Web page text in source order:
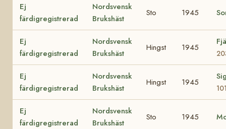
Ej
färdigregistrerad
Nordsvensk
Brukshäst
Sto 1945
Ej
färdigregistrerad
Nordsvensk
Brukshäst
Hingst 1945
Ej
färdigregistrerad
Nordsvensk
Brukshäst
Hingst 1945
Ej
färdigregistrerad
Nordsvensk
Brukshäst
Sto 1945